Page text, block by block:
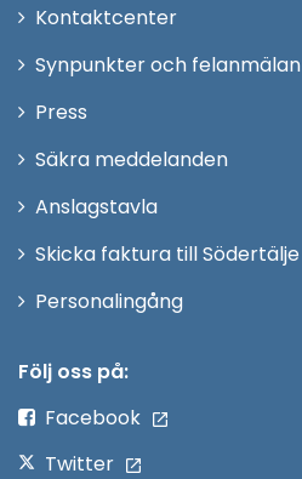
KontaktcenterÖppna
Synpunkter och felanmälan
Press
fönster
Säkra meddelanden
Anslagstavla
Skicka faktura till
PersonalingångÖppna
Följ oss på:
Facebook
Twitter